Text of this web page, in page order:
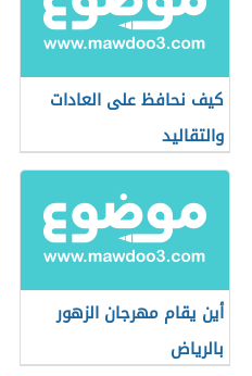
كيف نحافظ على العادات
والتقاليد
أين يقام مهرجان الزهور
بالرياض